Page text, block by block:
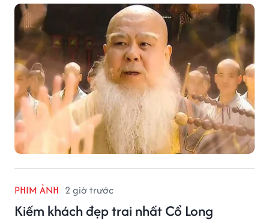
PHIM ẢNH 2 giờ trước
Kiếm khách đẹp trai nhất Cổ Long